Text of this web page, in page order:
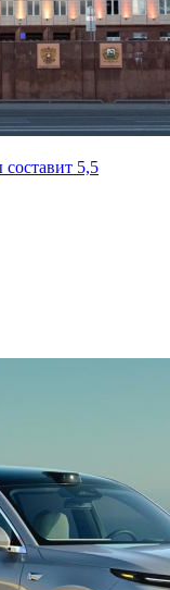
5,5